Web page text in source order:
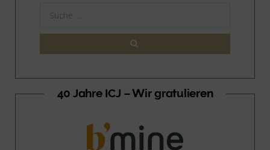
40 Jahre ICJ – Wir gratulieren